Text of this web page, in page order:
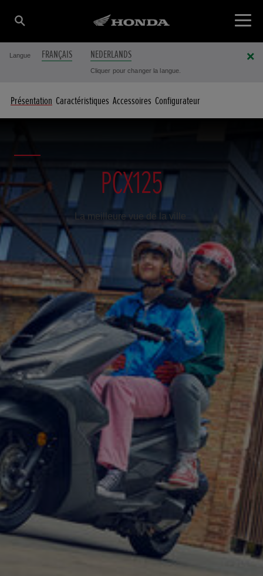
Langue FRANÇAIS NEDERLANDS
Cliquer pour changer la langue.
Présentation Caractéristiques Accessoires Configurateur
PCX125
La meilleure vue de la ville